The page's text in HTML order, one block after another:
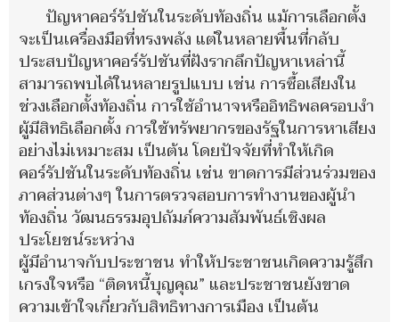
ปัญหาคอร์รัปชันในระดับท้องถิ่น แม้การเลือกตั้ง
จะเป็นเครื่องมือที่ทรงพลัง แต่ในหลายพื้นที่กลับ
ประสบปัญหาคอร์รัปชันที่ฝังรากลึกปัญหาเหล่านี้
สามารถพบได้ในหลายรูปแบบ เช่น การซื้อเสียงใน
ช่วงเลือกตั้งท้องถิ่น การใช้อำนาจหรืออิทธิพลครอบงำ
ผู้มีสิทธิเลือกตั้ง การใช้ทรัพยากรของรัฐในการหาเสียง
อย่างไม่เหมาะสม เป็นต้น โดยปัจจัยที่ทำให้เกิด
คอร์รัปชันในระดับท้องถิ่น เช่น ขาดการมีส่วนร่วมของ
ภาคส่วนต่างๆ ในการตรวจสอบการทำงานของผู้นำ
ท้องถิ่น วัฒนธรรมอุปถัมภ์ความสัมพันธ์เชิงผล
ประโยชน์ระหว่าง
ผู้มีอำนาจกับประชาชน ทำให้ประชาชนเกิดความรู้สึก
เกรงใจหรือ “ติดหนี้บุญคุณ” และประชาชนยังขาด
ความเข้าใจเกี่ยวกับสิทธิทางการเมือง เป็นต้น